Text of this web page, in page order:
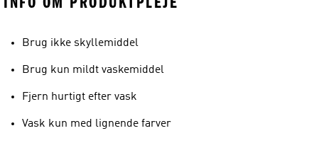
Brug ikke skyllemiddel
Brug kun mildt vaskemiddel
Fjern hurtigt efter vask
Vask kun med lignende farver